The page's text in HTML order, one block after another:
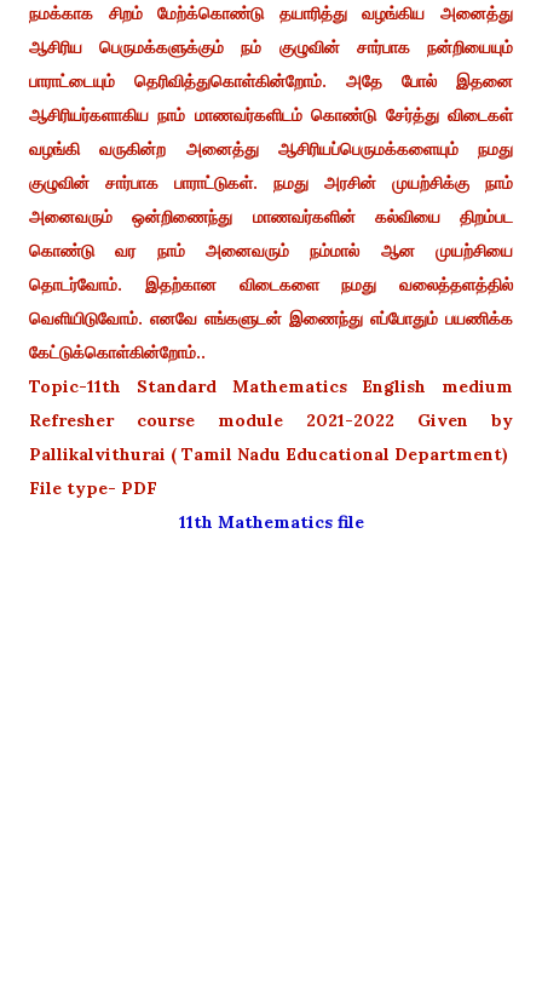
நமக்காக சிறம் மேற்க்கொண்டு தயாரித்து வழங்கிய அனைத்து
ஆசிரிய பெருமக்களுக்கும் நம் குழுவின் சார்பாக நன்றியையும்
பாராட்டையும் தெரிவித்துகொள்கின்றோம். அதே போல் இதனை
ஆசிரியர்களாகிய நாம் மாணவர்களிடம் கொண்டு சேர்த்து விடைகள்
வழங்கி வருகின்ற அனைத்து ஆசிரியப்பெருமக்களையும் நமது
குழுவின் சார்பாக பாராட்டுகள். நமது அரசின் முயற்சிக்கு நாம்
அனைவரும் ஒன்றிணைந்து மாணவர்களின் கல்வியை திறம்பட
கொண்டு வர நாம் அனைவரும் நம்மால் ஆன முயற்சியை
தொடர்வோம். இதற்கான விடைகளை நமது வலைத்தளத்தில்
வெளியிடுவோம். எனவே எங்களுடன் இணைந்து எப்போதும் பயணிக்க
கேட்டுக்கொள்கின்றோம்..
Topic-11th Standard Mathematics English medium
Refresher course module 2021-2022 Given by
Pallikalvithurai ( Tamil Nadu Educational Department)
File type- PDF
11th Mathematics file